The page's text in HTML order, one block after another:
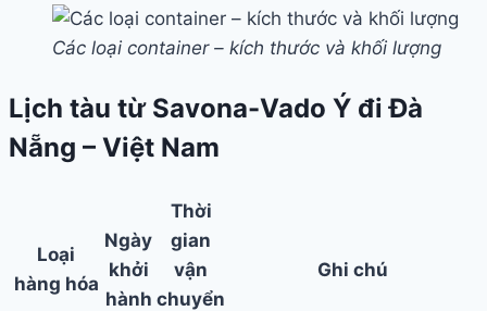
Các loại container – kích thước và khối lượng
Lịch tàu từ Savona-Vado Ý đi Đà
Nẵng – Việt Nam
Loại
hàng hóa
Ngày
khởi
hành
Thời
gian
vận
chuyển
Ghi chú